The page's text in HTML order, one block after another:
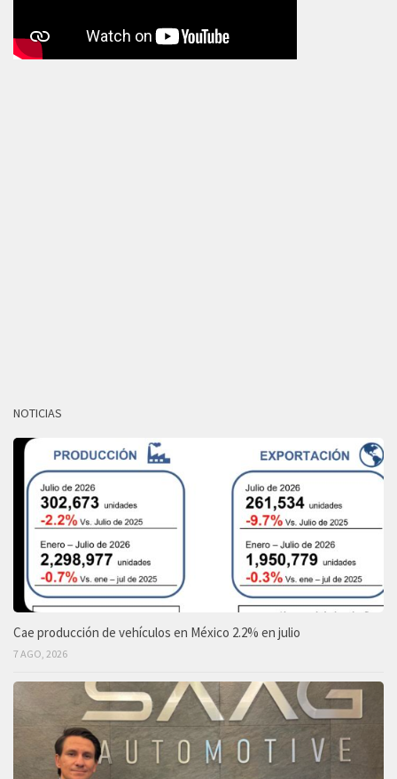
NOTICIAS
Cae producción de vehículos en México 2.2% en julio
7 AGO, 2026